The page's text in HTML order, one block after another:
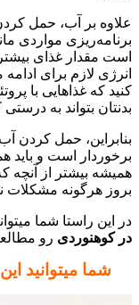
علاوه بر آب، حمل
برنامه‌ریزی مواردی
است مقدار غذای
انرژی لازم برای
کنید که غذاهایی با
بدنتان بتواند به
بنابراین، حمل کردن
برخوردار است و باید
همیشه بیشتر از آنچه که
بروز هرگونه مشکلات
در این راستا شما
در کوهنوردی رو
شما میتوانید